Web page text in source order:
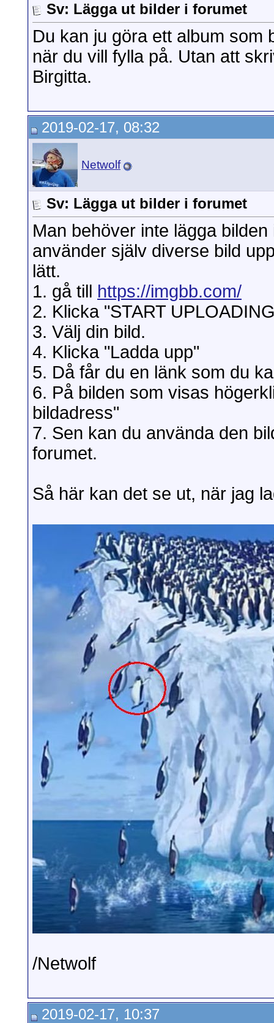
Sv: Lägga ut bilder i forumet
Du kan ju göra ett album som
när du vill fylla på. Utan att
Birgitta.
2019-02-17, 08:32
Netwolf
Sv: Lägga ut bilder i forumet
Man behöver inte lägga
använder själv diverse bild
lätt.
1. gå till
https://imgbb.com/
2. Klicka "START
3. Välj din bild.
4. Klicka "Ladda upp"
5. Då får du en länk som du
6. På bilden som visas
bildadress"
7. Sen kan du använda den
forumet.
Så här kan det se ut, när jag
/Netwolf
2019-02-17, 10:37